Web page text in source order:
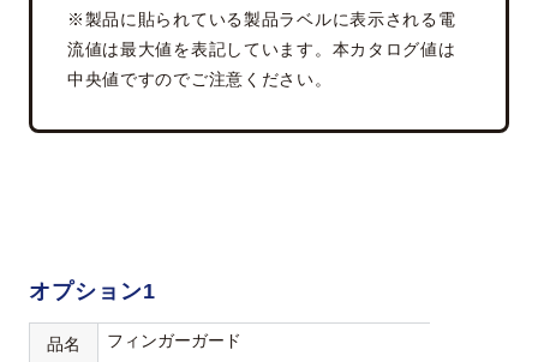
※製品に貼られている製品ラベルに表示される電
流値は最大値を表記しています。本カタログ値は
中央値ですのでご注意ください。
オプション1
品名 フィンガーガード